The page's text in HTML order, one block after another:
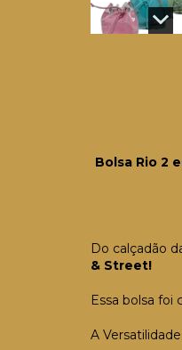
Bolsa Rio 2
Do calçadão
& Street!
Essa bolsa foi
A